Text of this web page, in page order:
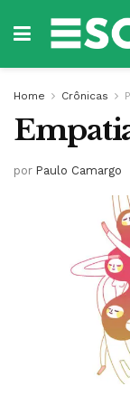
Home Crônicas
por Paulo Camargo